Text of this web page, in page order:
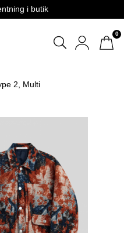
i butik
0
2, Multi